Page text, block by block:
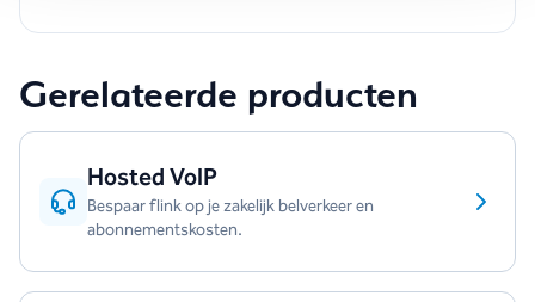
Gerelateerde producten
Hosted VoIP
Bespaar flink op je zakelijk belverkeer en
abonnementskosten.